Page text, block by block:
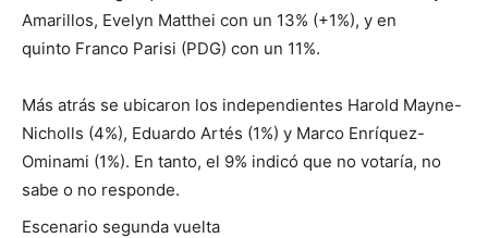
Amarillos, Evelyn Matthei con un 13% (+1%), y en
quinto Franco Parisi (PDG) con un 11%.
Más atrás se ubicaron los independientes Harold Mayne-
Nicholls (4%), Eduardo Artés (1%) y Marco Enríquez-
Ominami (1%). En tanto, el 9% indicó que no votaría, no
sabe o no responde.
Escenario segunda vuelta